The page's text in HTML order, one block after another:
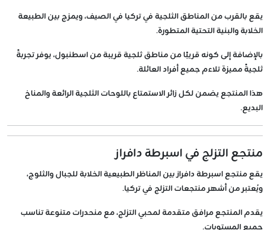
يقع بالقرب من المناطق الثلجية في تركيا في الصيف، ويمزج بين الطبيعة
الخلابة والبنية التحتية المتطورة.
بالإضافة إلى كونه قريبًا من مناطق ثلجية قريبة من اسطنبول، يوفر تجربةً
ثلجيةً مميزة تلاءم جميع أفراد العائلة.
هذا المنتجع يضمن لكل زائر الاستمتاع باللوحات الثلجية الرائعة والمناخ
البديع.
منتجع التزلج في اسبرطة دافراز
يقع منتجع اسبرطة دافراز بين المناظر الطبيعية الخلابة للجبال والثلوج،
ويُعتبر من أشهرمنتجعات التزلج في تركيا.
يقدم المنتجع مرافق متقدمة لمحبي التزلج، مع منحدرات متنوعة تناسب